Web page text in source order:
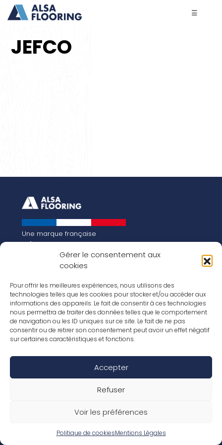
Gérer le consentement aux
cookies
Pour offrir les meilleures expériences, nous utilisons des
technologies telles que les cookies pour stocker et/ou accéder aux
informations des appareils. Le fait de consentir à ces technologies
nous permettra de traiter des données telles que le comportement
de navigation ou les ID uniques sur ce site. Le fait de ne pas
consentir ou de retirer son consentement peut avoir un effet négatif
sur certaines caractéristiques et fonctions.
Accepter
Refuser
Voir les préférences
Politique de cookiesMentions Légales
☰
JEFCO
Une marque française
Qui sommes-nous
Notre histoire
Les chiffres clés
FR
EN
Nos revêtements
Nos Stratifiés
Nos accessoires
Nos parquets
Conditions de garantie
Déclaration de performance
Politique de confidentialité